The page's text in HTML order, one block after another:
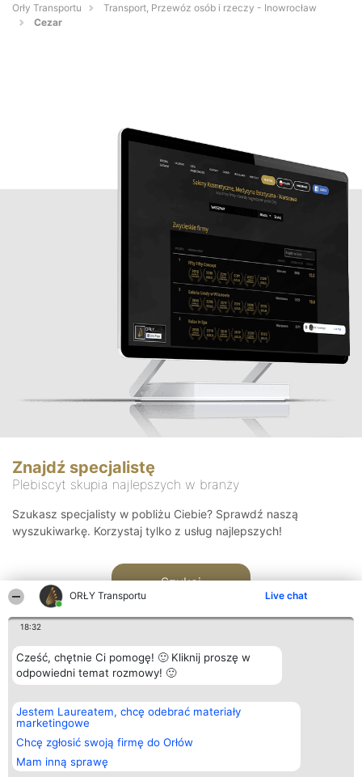
ORŁY Transportu Live chat
18:32
Cześć, chętnie Ci pomogę! 🙂 Kliknij proszę w
odpowiedni temat rozmowy! 🙂
Jestem Laureatem, chcę odebrać materiały
marketingowe
Chcę zgłosić swoją firmę do Orłów
Mam inną sprawę
Orły Transportu
Transport, Przewóz osób i rzeczy - Inowrocław
Cezar
Znajdź specjalistę
Plebiscyt skupia najlepszych w branży
Szukasz specjalisty w pobliżu Ciebie? Sprawdź naszą
wyszukiwarkę. Korzystaj tylko z usług najlepszych!
Szukaj
Organizator plebiscytu
Bright Side Solutions sp. z o.
o. sp. k.
ul. Ruska 22
Wrocław 50-079
KRS 0000749100 | Regon
381313360 | NIP 8943132676
Plebiscyt
Laureaci
wszystkich
Laureatów
Regulamin
Kontakt
Kontakt